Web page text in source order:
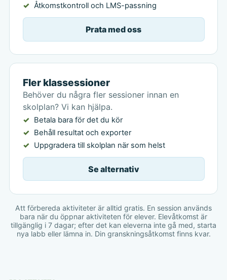
Åtkomstkontroll och LMS-passning
Prata med oss
Fler klassessioner
Behöver du några fler sessioner innan en
skolplan? Vi kan hjälpa.
Betala bara för det du kör
Behåll resultat och exporter
Uppgradera till skolplan när som helst
Se alternativ
Att förbereda aktiviteter är alltid gratis. En session används
bara när du öppnar aktiviteten för elever. Elevåtkomst är
tillgänglig i 7 dagar; efter det kan eleverna inte gå med, starta
nya labb eller lämna in. Din granskningsåtkomst finns kvar.